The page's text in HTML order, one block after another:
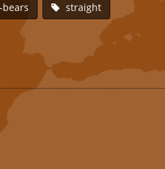
bears straight